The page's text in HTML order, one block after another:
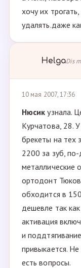
хочу их
удалять.даже
HelgaDis
10 мая 2007, 17:36
Нюсик узнала.
Курчатова, 28.
брекеты на тех
2200 за зуб,
металлические
ортодонт
обходится в
дешевле так
активация
и
привыкается.
есть вопросы.